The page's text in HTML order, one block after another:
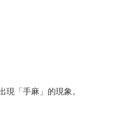
「手麻」的現象。